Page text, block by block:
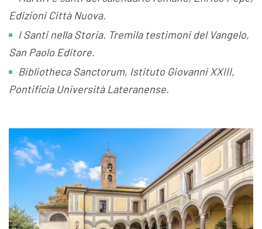
Edizioni Città Nuova.
I Santi nella Storia. Tremila testimoni del Vangelo,
San Paolo Editore.
Bibliotheca Sanctorum, Istituto Giovanni XXIII,
Pontificia Università Lateranense.